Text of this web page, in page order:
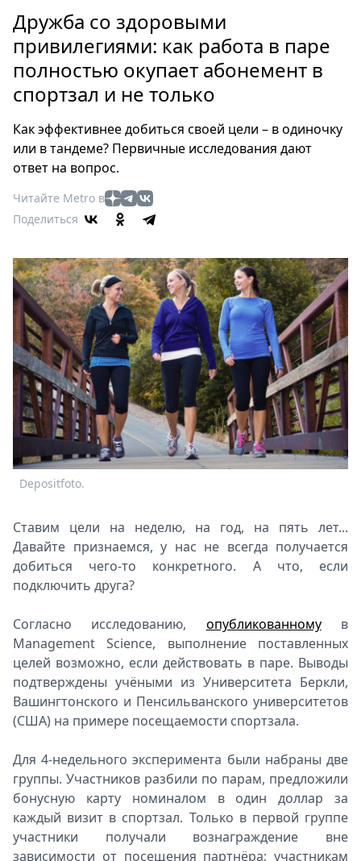
Россия
Мир
Здоровье
Еда
Мода
Театр
Кино
Афиша
Книги
Пресс-
релизы
О
Metro
Стримы
Спецпроекты
Звезды
Выборы
2026
Скачай
Дружба со здоровыми
привилегиями: как работа в паре
полностью окупает абонемент в
спортзал и не только
Как эффективнее добиться своей цели – в одиночку
или в тандеме? Первичные исследования дают
ответ на вопрос.
Читайте Metro в
Поделиться
Depositfoto.
Ставим цели на неделю, на год, на пять лет...
Давайте признаемся, у нас не всегда получается
добиться чего-то конкретного. А что, если
подключить друга?
Согласно исследованию, опубликованномув
Management Science, выполнение поставленных
целей возможно, если действовать в паре. Выводы
подтверждены учёными из Университета Беркли,
Вашингтонского и Пенсильванского университетов
(США) на примере посещаемости спортзала.
Для 4-недельного эксперимента были набраны две
группы. Участников разбили по парам, предложили
бонусную карту номиналом в один доллар за
каждый визит в спортзал. Только в первой группе
участники получали вознаграждение вне
зависимости от посещения партнёра; участникам